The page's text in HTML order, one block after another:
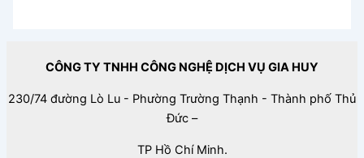
CÔNG TY TNHH CÔNG NGHỆ DỊCH VỤ GIA HUY
230/74 đường Lò Lu - Phường Trường Thạnh - Thành phố Thủ
Đức –
TP Hồ Chí Minh.